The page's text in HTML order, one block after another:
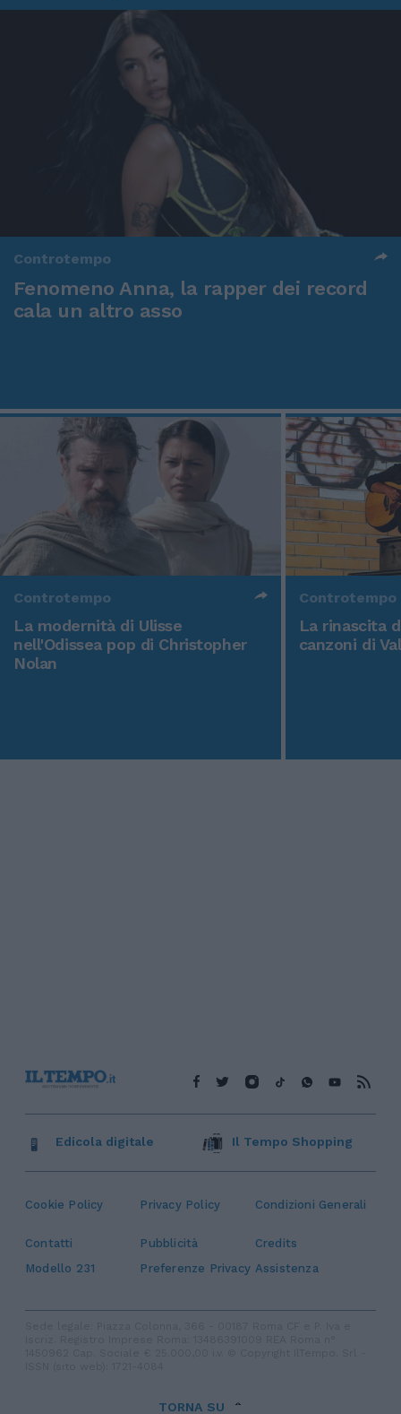
Controtempo
Fenomeno Anna, la rapper dei record
cala un altro asso
Controtempo
La modernità di Ulisse
nell'Odissea pop di Christopher
Nolan
Controtempo
La rinascita
canzoni di
Cookie Policy Privacy Policy Condizioni Generali
Contatti Pubblicità
Credits
Modello 231
Preferenze Privacy Assistenza
Edicola digitale Il Tempo Shopping
TORNA SU